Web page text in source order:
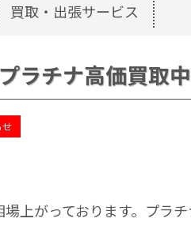
買取・出張サービス
ラチナ高価買取中
せ
場上がっております。プラ